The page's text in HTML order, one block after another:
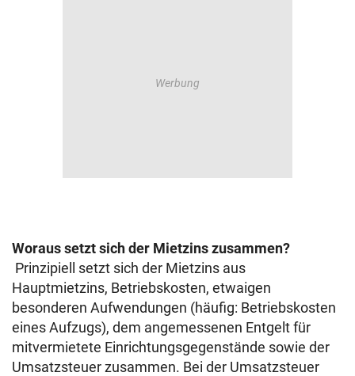
Woraus setzt sich der Mietzins zusammen?
Prinzipiell setzt sich der Mietzins aus
Hauptmietzins, Betriebskosten, etwaigen
besonderen Aufwendungen (häufig: Betriebskosten
eines Aufzugs), dem angemessenen Entgelt für
mitvermietete Einrichtungsgegenstände sowie der
Umsatzsteuer zusammen. Bei der Umsatzsteuer